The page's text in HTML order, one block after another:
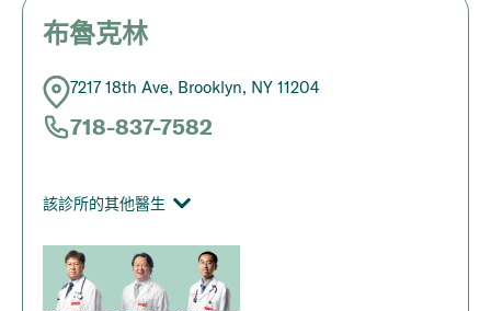
布魯克林
7217 18th Ave, Brooklyn, NY 11204
718-837-7582
該診所的其他醫生